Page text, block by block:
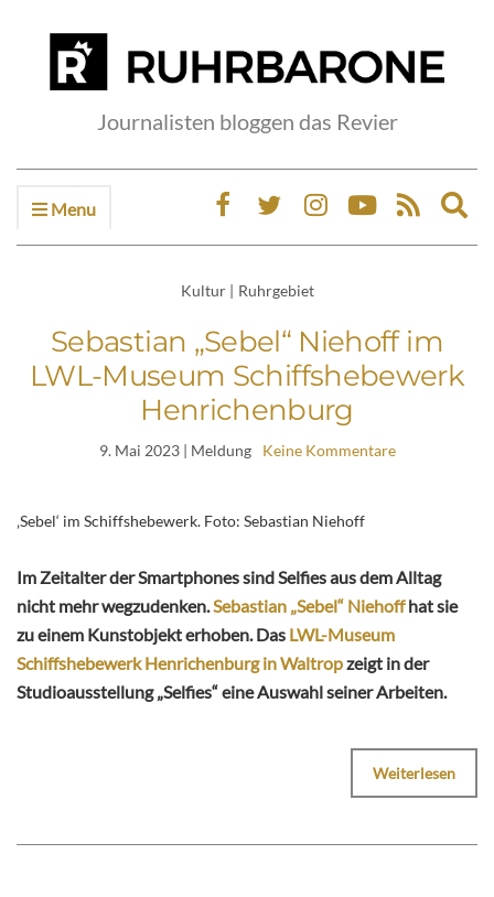
Journalisten bloggen das Revier
Menu
Kultur | Ruhrgebiet
Sebastian „Sebel“ Niehoff im
LWL-Museum Schiffshebewerk
Henrichenburg
9. Mai 2023| Meldung Keine Kommentare
‚Sebel‘ im Schiffshebewerk. Foto: Sebastian Niehoff
Im Zeitalter der Smartphones sind Selfies aus dem Alltag
nicht mehr wegzudenken.Sebastian „Sebel“ Niehoffhat sie
zu einem Kunstobjekt erhoben. Das LWL-Museum
Schiffshebewerk Henrichenburg in Waltropzeigt in der
Studioausstellung „Selfies“ eine Auswahl seiner Arbeiten.
Weiterlesen